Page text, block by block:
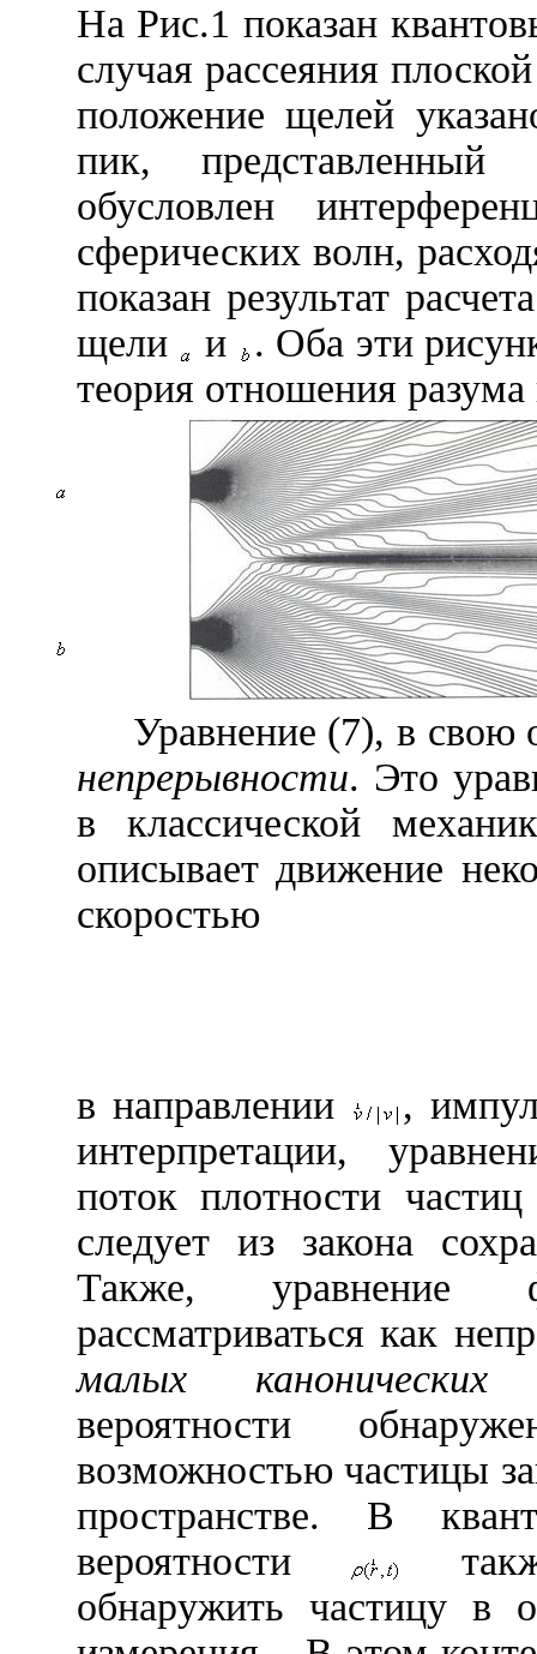
На Рис.1 показан
случая рассеяния
положение щелей
пик,
обусловлен
сферических волн,
показан результат
щели
и
. Оба эти
теория отношения
Уравнение (7), в свою
непрерывности. Это
в классической
описывает движение
скоростью
в направлении
,
интерпретации,
поток плотности
следует из закона
Также, уравнение
рассматриваться как
малых канонических
вероятности
возможностью частицы
пространстве. В
вероятности
обнаружить частицу в